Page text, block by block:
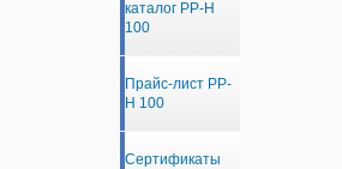
каталог PP-H
100
Прайс-лист PP-
H 100
Сертификаты